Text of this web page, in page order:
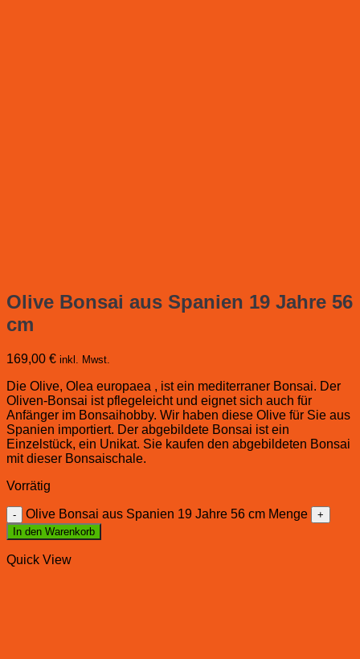
Olive Bonsai aus Spanien 19 Jahre 56
cm
169,00 € inkl. Mwst.
Die Olive, Olea europaea , ist ein mediterraner Bonsai. Der
Oliven-Bonsai ist pflegeleicht und eignet sich auch für
Anfänger im Bonsaihobby. Wir haben diese Olive für Sie aus
Spanien importiert. Der abgebildete Bonsai ist ein
Einzelstück, ein Unikat. Sie kaufen den abgebildeten Bonsai
mit dieser Bonsaischale.
Vorrätig
Olive Bonsai aus Spanien 19 Jahre 56 cm Menge
In den Warenkorb
Quick View